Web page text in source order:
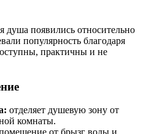
душа появились относительно
популярность благодаря
практичны и не
отделяет душевую зону от
комнаты.